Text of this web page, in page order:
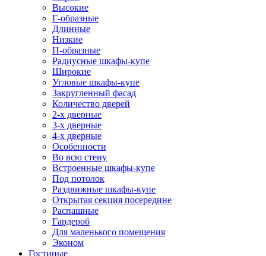
Высокие
Г-образные
Длинные
Низкие
П-образные
Радиусные шкафы-купе
Широкие
Угловые шкафы-купе
Закругленный фасад
Количество дверей
2-х дверные
3-х дверные
4-х дверные
Особенности
Во всю стену
Встроенные шкафы-купе
Под потолок
Раздвижные шкафы-купе
Открытая секция посередине
Распашные
Гардероб
Для маленького помещения
Эконом
Гостиные